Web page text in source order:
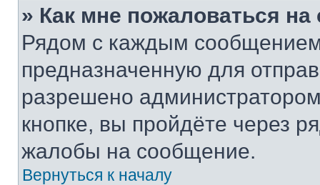
» Как мне пожаловаться
Рядом с каждым сообщением
предназначенную для
разрешено
кнопке, вы пройдёте через
жалобы на сообщение.
Вернуться к началу